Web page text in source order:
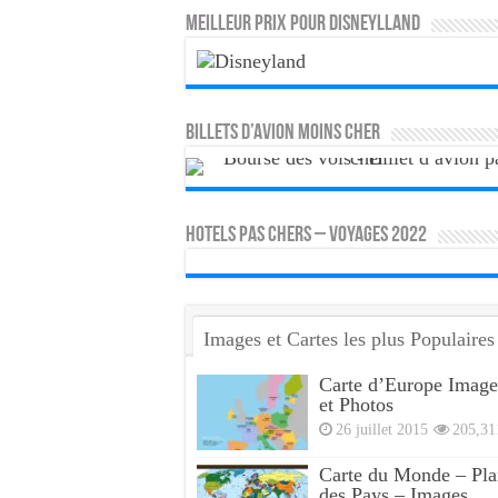
MEILLEUR PRIX POUR DISNEYLLAND
Billets d’avion moins cher
HOTELS PAS CHERS – VOYAGES 2022
Images et Cartes les plus Populaires
Carte d’Europe
et Photos
26 juillet 2015
Carte du Monde –